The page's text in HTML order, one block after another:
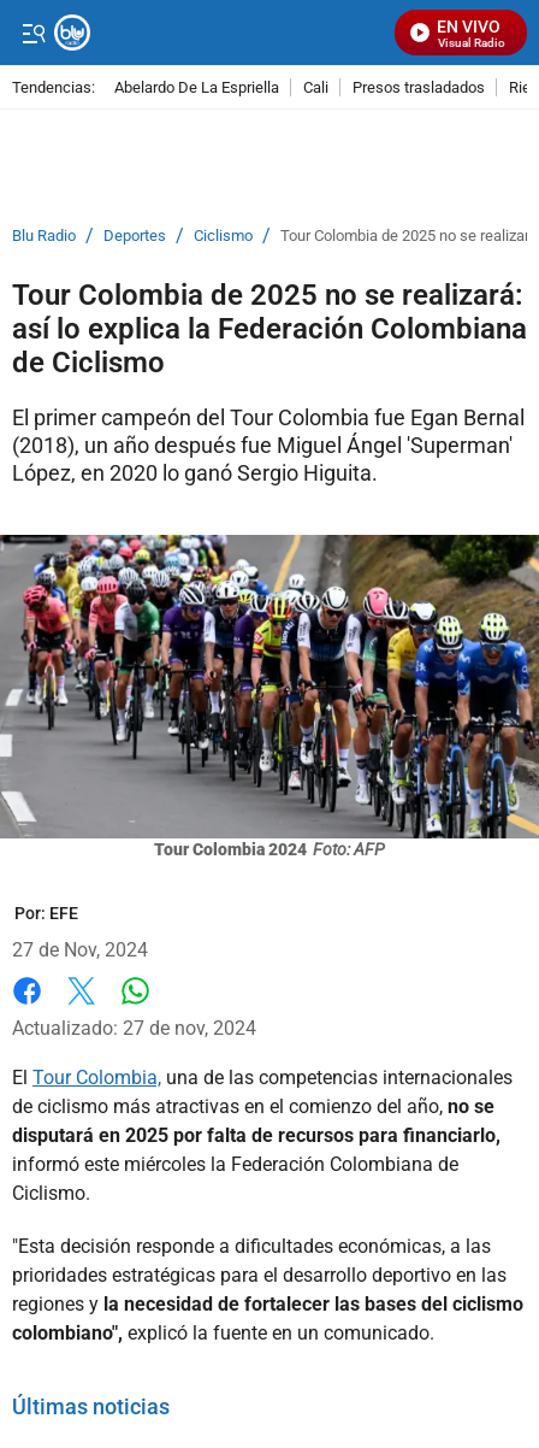
EN VIVO
Señal Visual Radio
Tendencias: Abelardo De La Espriella Cali Presos trasladados
Blu Radio / Deportes / Ciclismo / Tour Colombia de 2025 no se
Tour Colombia de 2025 no se realizará:
así lo explica la Federación Colombiana
de Ciclismo
El primer campeón del Tour Colombia fue Egan Bernal
(2018), un año después fue Miguel Ángel 'Superman'
López, en 2020 lo ganó Sergio Higuita.
Tour Colombia 2024 Foto: AFP
Por: EFE
27 de Nov, 2024
Facebook
X
Actualizado: 27 de nov, 2024
El Tour Colombia, una de las competencias internacionales
de ciclismo más atractivas en el comienzo del año, no se
disputará en 2025 por falta de recursos para financiarlo,
informó este miércoles la Federación Colombiana de
Ciclismo.
"Esta decisión responde a dificultades económicas, a las
prioridades estratégicas para el desarrollo deportivo en las
regiones y la necesidad de fortalecer las bases del ciclismo
colombiano", explicó la fuente en un comunicado.
Últimas noticias